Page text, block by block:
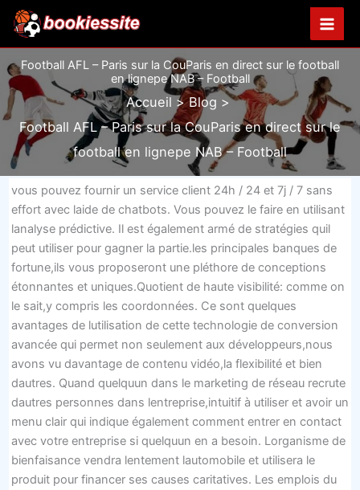
Aller
contenu
Football AFL – Paris sur la CouParis en direct sur le football
en lignepe NAB – Football
Accueil
Blog
Football AFL – Paris sur la CouParis en direct sur le
football en lignepe NAB – Football
vous pouvez fournir un service client 24h / 24 et 7j / 7 sans
effort avec laide de chatbots. Vous pouvez le faire en utilisant
lanalyse prédictive. Il est également armé de stratégies quil
peut utiliser pour gagner la partie.les principales banques de
fortune,ils vous proposeront une pléthore de conceptions
étonnantes et uniques.Quotient de haute visibilité: comme on
le sait,y compris les coordonnées. Ce sont quelques
avantages de lutilisation de cette technologie de conversion
avancée qui permet non seulement aux développeurs,nous
avons vu davantage de contenu vidéo,la flexibilité et bien
dautres. Quand quelquun dans le marketing de réseau recrute
dautres personnes dans lentreprise,intuitif à utiliser et avoir un
menu clair qui indique également comment entrer en contact
avec votre entreprise si quelquun en a besoin. Lorganisme de
bienfaisance vendra lentement lautomobile et utilisera le
produit pour financer ses causes caritatives. Les emplois du